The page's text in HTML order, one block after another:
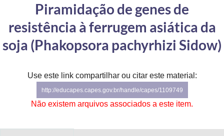
Controladoria-Geral da União
Ministério da Mulher, da Família e dos Direitos Humanos
Secretaria de Governo
Gabinete de Segurança Institucional
Piramidação de genes de
resistência à ferrugem asiática da
soja (Phakopsora pachyrhizi Sidow)
Use este link compartilhar ou citar este material:
http://educapes.capes.gov.br/handle/capes/1109749
Não existem arquivos associados a este item.